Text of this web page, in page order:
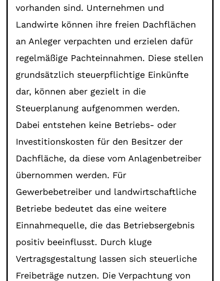
vorhanden sind. Unternehmen und
Landwirte können ihre freien Dachflächen
an Anleger verpachten und erzielen dafür
regelmäßige Pachteinnahmen. Diese stellen
grundsätzlich steuerpflichtige Einkünfte
dar, können aber gezielt in die
Steuerplanung aufgenommen werden.
Dabei entstehen keine Betriebs- oder
Investitionskosten für den Besitzer der
Dachfläche, da diese vom Anlagenbetreiber
übernommen werden. Für
Gewerbebetreiber und landwirtschaftliche
Betriebe bedeutet das eine weitere
Einnahmequelle, die das Betriebsergebnis
positiv beeinflusst. Durch kluge
Vertragsgestaltung lassen sich steuerliche
Freibeträge nutzen. Die Verpachtung von